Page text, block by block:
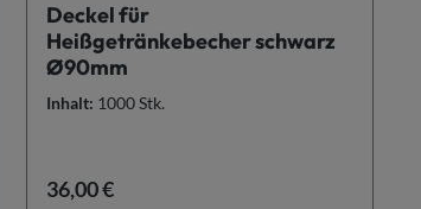
Deckel für
Heißgetränkebecher schwarz
Ø90mm
Inhalt: 1000 Stk.
Regulärer Preis:
36,00 €